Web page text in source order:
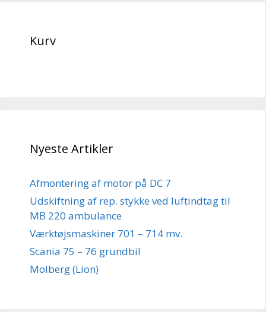
Kurv
Nyeste Artikler
Afmontering af motor på DC 7
Udskiftning af rep. stykke ved luftindtag til
MB 220 ambulance
Værktøjsmaskiner 701 – 714 mv.
Scania 75 – 76 grundbil
Molberg (Lion)